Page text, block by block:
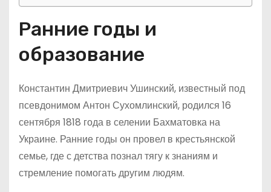
Ранние годы и
образование
Константин Дмитриевич Ушинский, известный под
псевдонимом Антон Сухомлинский, родился 16
сентября 1818 года в селении Бахматовка на
Украине. Ранние годы он провел в крестьянской
семье, где с детства познал тягу к знаниям и
стремление помогать другим людям.